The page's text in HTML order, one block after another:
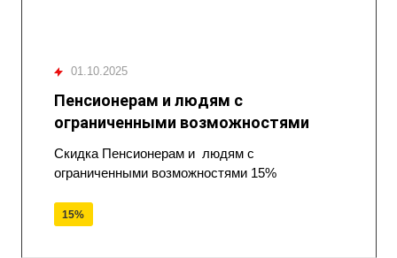
01.10.2025
Пенсионерам и людям с
ограниченными возможностями
Скидка Пенсионерам и людям с
ограниченными возможностями 15%
15%